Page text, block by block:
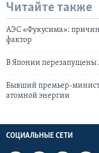
Читайте также
АЭС «Фукусима»:
фактор
В Японии перезапущены
Бывший премьер-
атомной энергии
СОЦИАЛЬНЫЕ СЕТИ